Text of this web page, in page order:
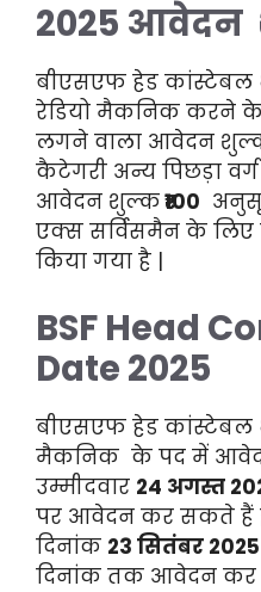
2025
बीएसएफ हेड कांस्टेबल
रेडियो मैकनिक करने के
लगने वाला आवेदन
कैटेगरी अन्य पिछड़ा
आवेदन शुल्क₹100
एक्स सर्विसमैन के लिए
किया गया है |
BSF Head
Date 2025
बीएसएफ हेड कांस्टेबल
मैकनिक के पद में
उम्मीदवार 24 अगस्त
पर आवेदन कर सकते हैं
दिनांक 23 सितंबर 2025
दिनांक तक आवेदन कर